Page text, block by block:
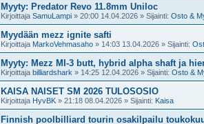
Myyty: Predator Revo 11.8mm Uniloc
Kirjoittaja SamuLampi » 20:00 14.04.2026 » Sijainti: Osto &
Myydään mezz ignite safti
Kirjoittaja MarkoVehmasaho » 14:03 13.04.2026 » Sijainti:
Myyty: Mezz MI-3 butt, hybrid alpha shaft ja
Kirjoittaja billiardshark » 14:25 12.04.2026 » Sijainti: Osto &
KAISA NAISET SM 2026 TULOSOSIO
Kirjoittaja HyvBK » 21:18 08.04.2026 » Sijainti: Kaisa
Finnish poolbilliard tourin osakilpailu